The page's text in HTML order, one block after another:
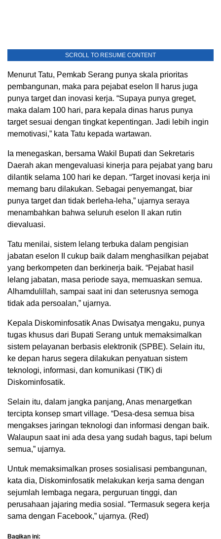
SCROLL TO RESUME CONTENT
Menurut Tatu, Pemkab Serang punya skala prioritas
pembangunan, maka para pejabat eselon II harus juga
punya target dan inovasi kerja. “Supaya punya greget,
maka dalam 100 hari, para kepala dinas harus punya
target sesuai dengan tingkat kepentingan. Jadi lebih ingin
memotivasi,” kata Tatu kepada wartawan.
Ia menegaskan, bersama Wakil Bupati dan Sekretaris
Daerah akan mengevaluasi kinerja para pejabat yang baru
dilantik selama 100 hari ke depan. “Target inovasi kerja ini
memang baru dilakukan. Sebagai penyemangat, biar
punya target dan tidak berleha-leha,” ujarnya seraya
menambahkan bahwa seluruh eselon II akan rutin
dievaluasi.
Tatu menilai, sistem lelang terbuka dalam pengisian
jabatan eselon II cukup baik dalam menghasilkan pejabat
yang berkompeten dan berkinerja baik. “Pejabat hasil
lelang jabatan, masa periode saya, memuaskan semua.
Alhamdulillah, sampai saat ini dan seterusnya semoga
tidak ada persoalan,” ujarnya.
Kepala Diskominfosatik Anas Dwisatya mengaku, punya
tugas khusus dari Bupati Serang untuk memaksimalkan
sistem pelayanan berbasis elektronik (SPBE). Selain itu,
ke depan harus segera dilakukan penyatuan sistem
teknologi, informasi, dan komunikasi (TIK) di
Diskominfosatik.
Selain itu, dalam jangka panjang, Anas menargetkan
tercipta konsep smart village. “Desa-desa semua bisa
mengakses jaringan teknologi dan informasi dengan baik.
Walaupun saat ini ada desa yang sudah bagus, tapi belum
semua,” ujarnya.
Untuk memaksimalkan proses sosialisasi pembangunan,
kata dia, Diskominfosatik melakukan kerja sama dengan
sejumlah lembaga negara, perguruan tinggi, dan
perusahaan jajaring media sosial. “Termasuk segera kerja
sama dengan Facebook,” ujarnya. (Red)
Bagikan ini: